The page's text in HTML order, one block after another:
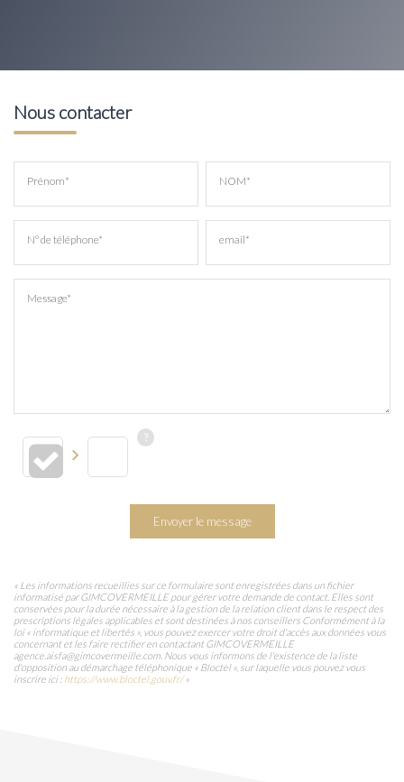
Nous contacter
Prénom* NOM*
N° de téléphone* email*
Message*
Envoyer le message
« Les informations recueillies sur ce formulaire sont enregistrées dans un fichier
informatisé par GIMCOVERMEILLE pour gérer votre demande de contact. Elles sont
conservées pour la durée nécessaire à la gestion de la relation client dans le respect des
prescriptions légales applicables et sont destinées à nos conseillers Conformément à la
loi « informatique et libertés », vous pouvez exercer votre droit d'accès aux données vous
concernant et les faire rectifier en contactant GIMCOVERMEILLE
agence.aisfa@gimcovermeille.com. Nous vous informons de l'existence de la liste
d'opposition au démarchage téléphonique « Bloctel », sur laquelle vous pouvez vous
inscrire ici : https://www.bloctel.gouv.fr/»